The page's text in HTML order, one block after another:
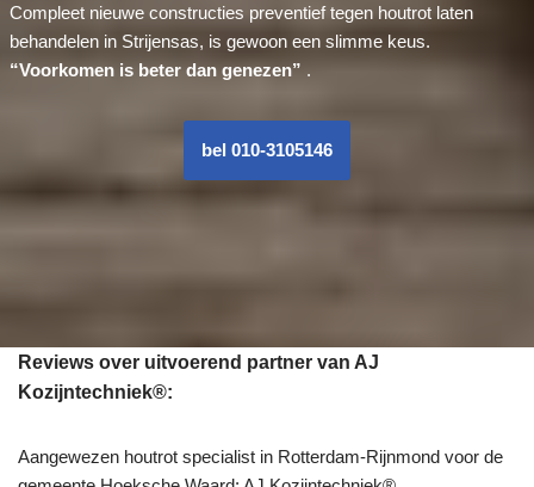
Compleet nieuwe constructies preventief tegen houtrot laten
behandelen in Strijensas, is gewoon een slimme keus.
“Voorkomen is beter dan genezen” .
bel 010-3105146
Reviews over uitvoerend partner van AJ
Kozijntechniek®:
Aangewezen houtrot specialist in Rotterdam-Rijnmond voor de